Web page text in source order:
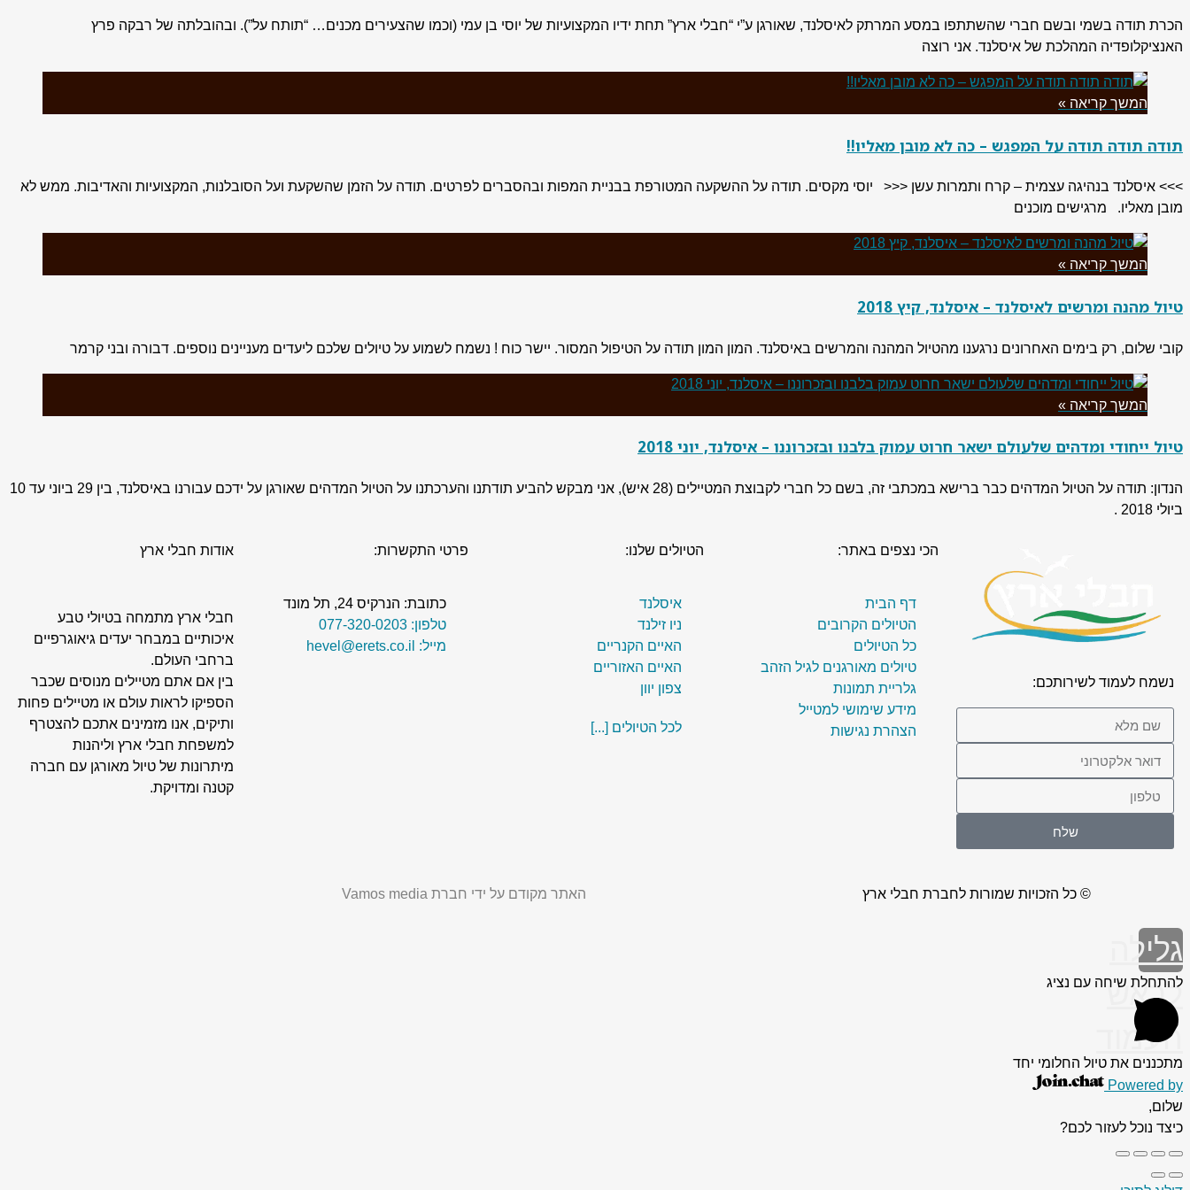
הכרת תודה בשמי ובשם חברי שהשתתפו במסע המרתק לאיסלנד, שאורגן ע”י “חבלי ארץ” תחת ידיו המקצועיות של יוסי בן עמי (וכמו שהצעירים מכנים… “תותח על”). ובהובלתה של רבקה פרץ
האנציקלופדיה המהלכת של איסלנד. אני רוצה
המשך קריאה »
תודה תודה תודה על המפגש – כה לא מובן מאליו!!
>>> איסלנד בנהיגה עצמית – קרח ותמרות עשן <<< יוסי מקסים. תודה על ההשקעה המטורפת בבניית המפות ובהסברים לפרטים. תודה על הזמן שהשקעת ועל הסובלנות, המקצועיות והאדיבות. ממש לא
מובן מאליו. מרגישים מוכנים
המשך קריאה »
טיול מהנה ומרשים לאיסלנד – איסלנד, קיץ 2018
קובי שלום, רק בימים האחרונים נרגענו מהטיול המהנה והמרשים באיסלנד. המון המון תודה על הטיפול המסור. יישר כוח ! נשמח לשמוע על טיולים שלכם ליעדים מעניינים נוספים. דבורה ובני קרמר
המשך קריאה »
טיול ייחודי ומדהים שלעולם ישאר חרוט עמוק בלבנו ובזכרוננו – איסלנד, יוני 2018
הנדון: תודה על הטיול המדהים כבר ברישא במכתבי זה, בשם כל חברי לקבוצת המטיילים (28 איש), אני מבקש להביע תודתנו והערכתנו על הטיול המדהים שאורגן על ידכם עבורנו באיסלנד, בין 29 ביוני עד 10
ביולי 2018 .
נשמח לעמוד לשירותכם:
שלח
הכי נצפים באתר:
דף הבית
הטיולים הקרובים
כל הטיולים
טיולים מאורגנים לגיל הזהב
גלריית תמונות
מידע שימושי למטייל
הצהרת נגישות
הטיולים שלנו:
איסלנד
ניו זילנד
האיים הקנריים
האיים האזוריים
צפון יוון
לכל הטיולים [...]
פרטי התקשרות:
כתובת: הנרקיס 24, תל מונד
טלפון: 077-320-0203
מייל: hevel@erets.co.il
אודות חבלי ארץ
חבלי ארץ מתמחה בטיולי טבע
איכותיים במבחר יעדים גיאוגרפיים
ברחבי העולם.
בין אם אתם מטיילים מנוסים שכבר
הספיקו לראות עולם או מטיילים פחות
ותיקים, אנו מזמינים אתכם להצטרף
למשפחת חבלי ארץ וליהנות
מיתרונות של טיול מאורגן עם חברה
קטנה ומדויקת.
© כל הזכויות שמורות לחברת חבלי ארץ האתר מקודם על ידי חברת Vamos media
גלילה
לראש
העמוד
להתחלת שיחה עם נציג
מתכננים את טיול החלומי יחד
Powered by
שלום,
כיצד נוכל לעזור לכם?